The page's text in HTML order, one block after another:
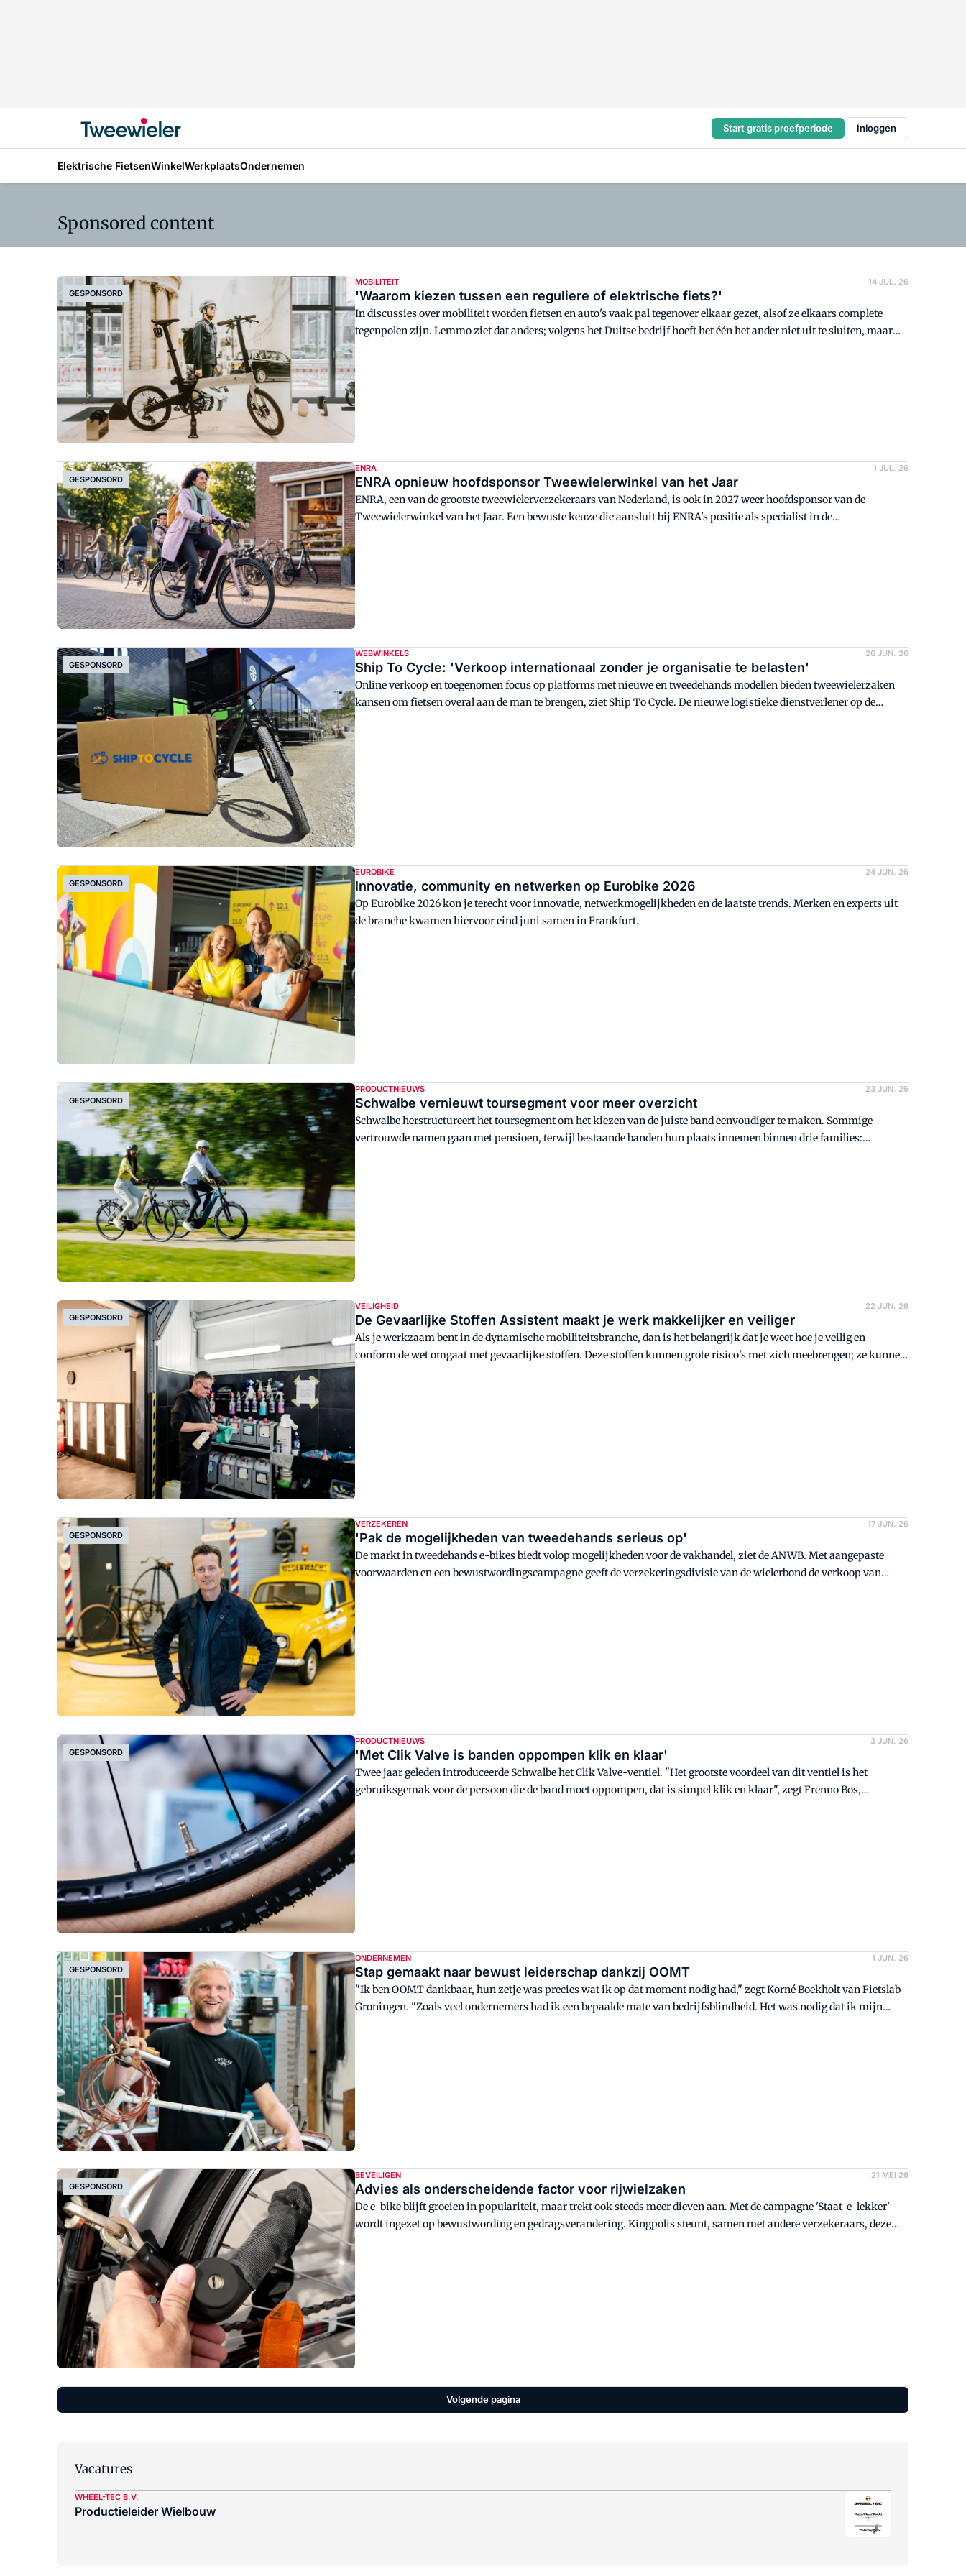
Start gratis proefperiode Inloggen
Elektrische FietsenWinkelWerkplaatsOndernemen
Sponsored content
GESPONSORD
MOBILITEIT 14 JUL. 26
'Waarom kiezen tussen een reguliere of elektrische fiets?'
In discussies over mobiliteit worden fietsen en auto's vaak pal tegenover elkaar gezet, alsof ze elkaars complete
tegenpolen zijn. Lemmo ziet dat anders; volgens het Duitse bedrijf hoeft het één het ander niet uit te sluiten, maar
GESPONSORD
ENRA 1 JUL. 26
ENRA opnieuw hoofdsponsor Tweewielerwinkel van het Jaar
ENRA, een van de grootste tweewielerverzekeraars van Nederland, is ook in 2027 weer hoofdsponsor van de
Tweewielerwinkel van het Jaar. Een bewuste keuze die aansluit bij ENRA's positie als specialist in de
GESPONSORD
WEBWINKELS 26 JUN. 26
Ship To Cycle: 'Verkoop internationaal zonder je organisatie te belasten'
Online verkoop en toegenomen focus op platforms met nieuwe en tweedehands modellen bieden tweewielerzaken
kansen om fietsen overal aan de man te brengen, ziet Ship To Cycle. De nieuwe logistieke dienstverlener op de
GESPONSORD
EUROBIKE 24 JUN. 26
Innovatie, community en netwerken op Eurobike 2026
Op Eurobike 2026 kon je terecht voor innovatie, netwerkmogelijkheden en de laatste trends. Merken en experts uit
de branche kwamen hiervoor eind juni samen in Frankfurt.
GESPONSORD
PRODUCTNIEUWS 23 JUN. 26
Schwalbe vernieuwt toursegment voor meer overzicht
Schwalbe herstructureert het toursegment om het kiezen van de juiste band eenvoudiger te maken. Sommige
vertrouwde namen gaan met pensioen, terwijl bestaande banden hun plaats innemen binnen drie families:
GESPONSORD
VEILIGHEID 22 JUN. 26
De Gevaarlijke Stoffen Assistent maakt je werk makkelijker en veiliger
Als je werkzaam bent in de dynamische mobiliteitsbranche, dan is het belangrijk dat je weet hoe je veilig en
conform de wet omgaat met gevaarlijke stoffen. Deze stoffen kunnen grote risico's met zich meebrengen; ze kunnen
GESPONSORD
VERZEKEREN 17 JUN. 26
'Pak de mogelijkheden van tweedehands serieus op'
De markt in tweedehands e-bikes biedt volop mogelijkheden voor de vakhandel, ziet de ANWB. Met aangepaste
voorwaarden en een bewustwordingscampagne geeft de verzekeringsdivisie van de wielerbond de verkoop van
GESPONSORD
PRODUCTNIEUWS 3 JUN. 26
'Met Clik Valve is banden oppompen klik en klaar'
Twee jaar geleden introduceerde Schwalbe het Clik Valve-ventiel. "Het grootste voordeel van dit ventiel is het
gebruiksgemak voor de persoon die de band moet oppompen, dat is simpel klik en klaar", zegt Frenno Bos,
GESPONSORD
ONDERNEMEN 1 JUN. 26
Stap gemaakt naar bewust leiderschap dankzij OOMT
"Ik ben OOMT dankbaar, hun zetje was precies wat ik op dat moment nodig had," zegt Korné Boekholt van Fietslab
Groningen. "Zoals veel ondernemers had ik een bepaalde mate van bedrijfsblindheid. Het was nodig dat ik mijn
GESPONSORD
BEVEILIGEN 21 MEI 26
Advies als onderscheidende factor voor rijwielzaken
De e-bike blijft groeien in populariteit, maar trekt ook steeds meer dieven aan. Met de campagne 'Staat-e-lekker'
wordt ingezet op bewustwording en gedragsverandering. Kingpolis steunt, samen met andere verzekeraars, deze
Volgende pagina
Vacatures
WHEEL-TEC B.V.
Productieleider Wielbouw